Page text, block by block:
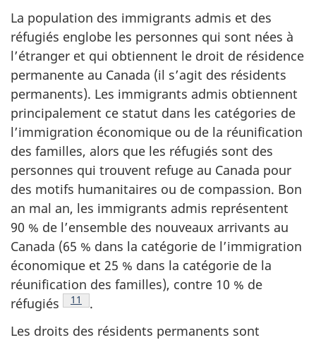
La population des immigrants admis et des
réfugiés englobe les personnes qui sont nées à
l’étranger et qui obtiennent le droit de résidence
permanente au Canada (il s’agit des résidents
permanents). Les immigrants admis obtiennent
principalement ce statut dans les catégories de
l’immigration économique ou de la réunification
des familles, alors que les réfugiés sont des
personnes qui trouvent refuge au Canada pour
des motifs humanitaires ou de compassion. Bon
an mal an, les immigrants admis représentent
90 % de l’ensemble des nouveaux arrivants au
Canada (65 % dans la catégorie de l’immigration
économique et 25 % dans la catégorie de la
réunification des familles), contre 10 % de
réfugiés
Note de bas de page
11
.
Les droits des résidents permanents sont